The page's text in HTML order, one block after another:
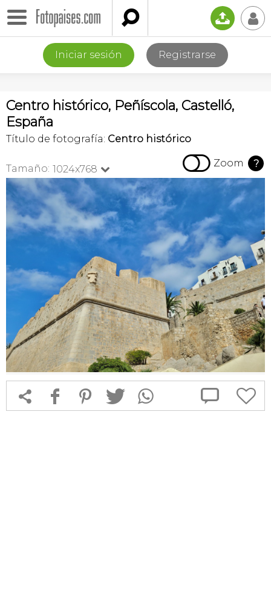
 📤 👤
Iniciar sesión Registrarse
Centro histórico, Peñíscola, Castelló,
España
Título de fotografía: Centro histórico
Tamaño: 1024x768   Zoom ?
 f 1 T  